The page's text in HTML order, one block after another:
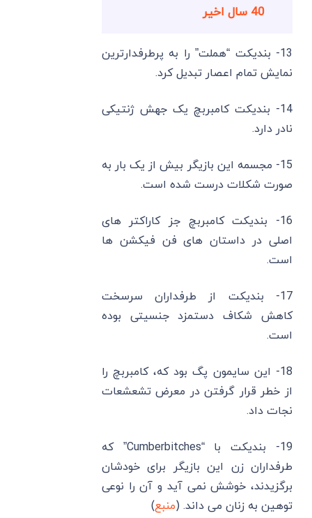
40 سال اخیر
13- بندیکت “هملت” را به پرطرفدارترین
نمایش تمام اعصار تبدیل کرد.
14- بندیکت کامبربچ یک جهش ژنتیکی
نادر دارد.
15- مجسمه این بازیگر بیش از یک بار به
صورت شکلات درست شده است.
16- بندیکت کامبربچ جز کاراکتر های
اصلی در داستان‌ های فن فیکشن ‌ها
است.
17- بندیکت از طرفداران سرسخت
کاهش شکاف دستمزد جنسیتی بوده
است.
18- این سایمون پگ بود که، کامبربچ را
از خطر قرار گرفتن در معرض تشعشعات
نجات داد.
19- بندیکت با “Cumberbitches” که
طرفداران زن این بازیگر برای خودشان
برگزیدند، خوشش نمی ‌آید و آن را نوعی
توهین به زنان می ‌داند. (منبع)